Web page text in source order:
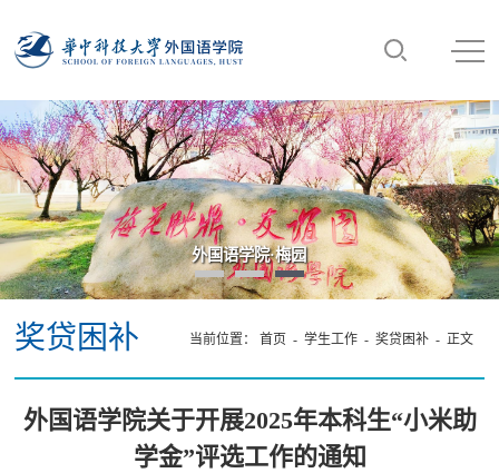
外国语学院·梅园
奖贷困补 当前位置： 首页 - 学生工作- 奖贷困补- 正文
外国语学院关于开展2025年本科生“小米助
学金”评选工作的通知